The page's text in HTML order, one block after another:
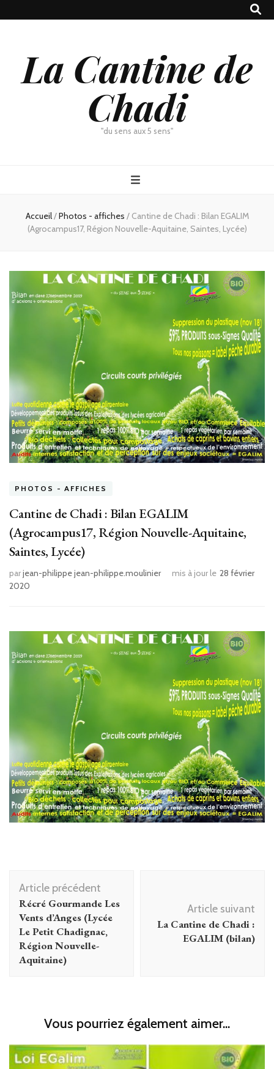
La Cantine de
Chadi
"du sens aux 5 sens"
Accueil/Photos - affiches / Cantine de Chadi : Bilan EGALIM
(Agrocampus17, Région Nouvelle-Aquitaine, Saintes, Lycée)
PHOTOS - AFFICHES
Cantine de Chadi : Bilan EGALIM
(Agrocampus17, Région Nouvelle-Aquitaine,
Saintes, Lycée)
parjean-philippe jean-philippe.moulinier mis à jour le 28 février
2020
Navigation
d'article
Article précédent
Récré Gourmande Les
Vents d’Anges (Lycée
Le Petit Chadignac,
Région Nouvelle-
Aquitaine)
Article suivant
La Cantine de Chadi :
EGALIM (bilan)
Vous pourriez également aimer...